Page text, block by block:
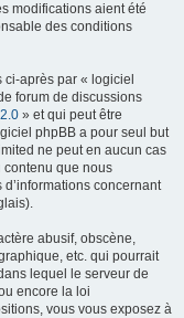
modifications aient été
des conditions
après par « logiciel
forum de discussions
» et qui peut être
phpBB a pour seul but
ne peut en aucun cas
contenu que nous
concernant
abusif, obscène,
etc. qui pourrait
lequel le serveur de
encore la loi
vous vous exposez à